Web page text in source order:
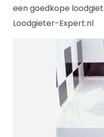
een goedkope
Loodgieter-Expert.nl